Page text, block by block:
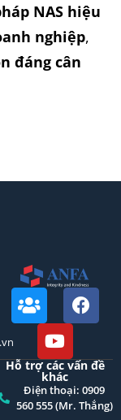
NAS hiệu
nghiệp,
đáng cân
Hỗ trợ các vấn đề
khác
Điện thoại: 0909
560 555 (Mr. Thắng)